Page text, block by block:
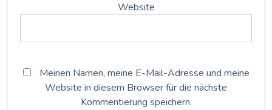
Website
Meinen Namen, meine E-Mail-Adresse und meine
Website in diesem Browser für die nächste
Kommentierung speichern.